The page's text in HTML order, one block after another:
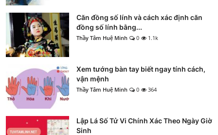
Căn đồng số lính và cách xác định căn
đồng số lính bằng...
Thầy Tâm Huệ Minh 0 1.1k
Xem tướng bàn tay biết ngay tính cách,
vận mệnh
Thầy Tâm Huệ Minh 0 364
Lập Lá Số Tử Vi Chính Xác Theo Ngày Giờ
Sinh